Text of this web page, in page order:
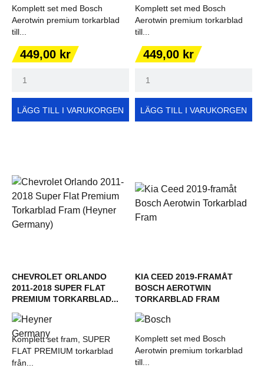
Komplett set med Bosch
Aerotwin premium torkarblad
till...
Pris
449,00 kr
LÄGG TILL I VARUKORGEN
Komplett set med Bosch
Aerotwin premium torkarblad
till...
Pris
449,00 kr
LÄGG TILL I VARUKORGEN
CHEVROLET ORLANDO
2011-2018 SUPER FLAT
PREMIUM TORKARBLAD...
Komplett set fram, SUPER
FLAT PREMIUM torkarblad
från...
KIA CEED 2019-FRAMÅT
BOSCH AEROTWIN
TORKARBLAD FRAM
Komplett set med Bosch
Aerotwin premium torkarblad
till...